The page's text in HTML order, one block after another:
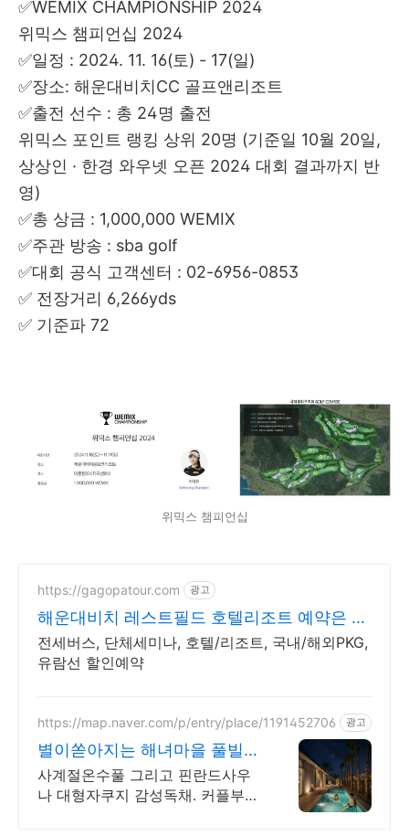
✅WEMIX CHAMPIONSHIP 2024
위믹스 챔피언십 2024
✅일정 : 2024. 11. 16(토) - 17(일)
✅장소: 해운대비치CC 골프앤리조트
✅출전 선수 : 총 24명 출전
위믹스 포인트 랭킹 상위 20명 (기준일 10월 20일,
상상인 · 한경 와우넷 오픈 2024 대회 결과까지 반
영)
✅총 상금 : 1,000,000 WEMIX
✅주관 방송 : sba golf
✅대회 공식 고객센터 : 02-6956-0853
✅ 전장거리 6,266yds
✅ 기준파 72
위믹스 챔피언십
https://gagopatour.com 광고
해운대비치 레스트필드 호텔리조트 예약은 가
고파여행
전세버스, 단체세미나, 호텔/리조트, 국내/해외PKG,
유람선 할인예약
https://map.naver.com/p/entry/place/1191452706 광고
별이쏟아지는 해녀마을 풀빌라
르세라핌도 다녀간 감성풀빌라
사계절온수풀 그리고 핀란드사우
나 대형자쿠지 감성독채. 커플부터